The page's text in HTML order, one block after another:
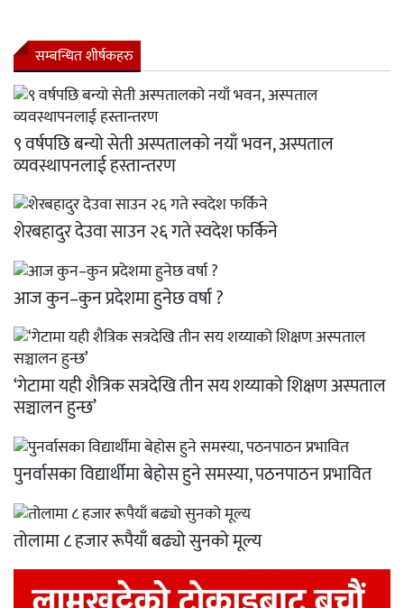
सम्बन्धित शीर्षकहरु
९ वर्षपछि बन्यो सेती अस्पतालको नयाँ भवन, अस्पताल
व्यवस्थापनलाई हस्तान्तरण
शेरबहादुर देउवा साउन २६ गते स्वदेश फर्किने
आज कुन–कुन प्रदेशमा हुनेछ वर्षा ?
‘गेटामा यही शैत्रिक सत्रदेखि तीन सय शय्याको शिक्षण अस्पताल
सञ्चालन हुन्छ’
पुनर्वासका विद्यार्थीमा बेहोस हुने समस्या, पठनपाठन प्रभावित
तोलामा ८ हजार रूपैयाँ बढ्यो सुनको मूल्य